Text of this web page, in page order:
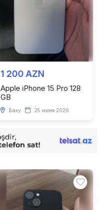
1 200 AZN
Apple iPhone 15 Pro 128
GB
Баку 25 июня 2026